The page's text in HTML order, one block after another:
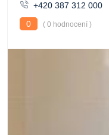
+420 387 312 000
0
( 0 hodnocení )